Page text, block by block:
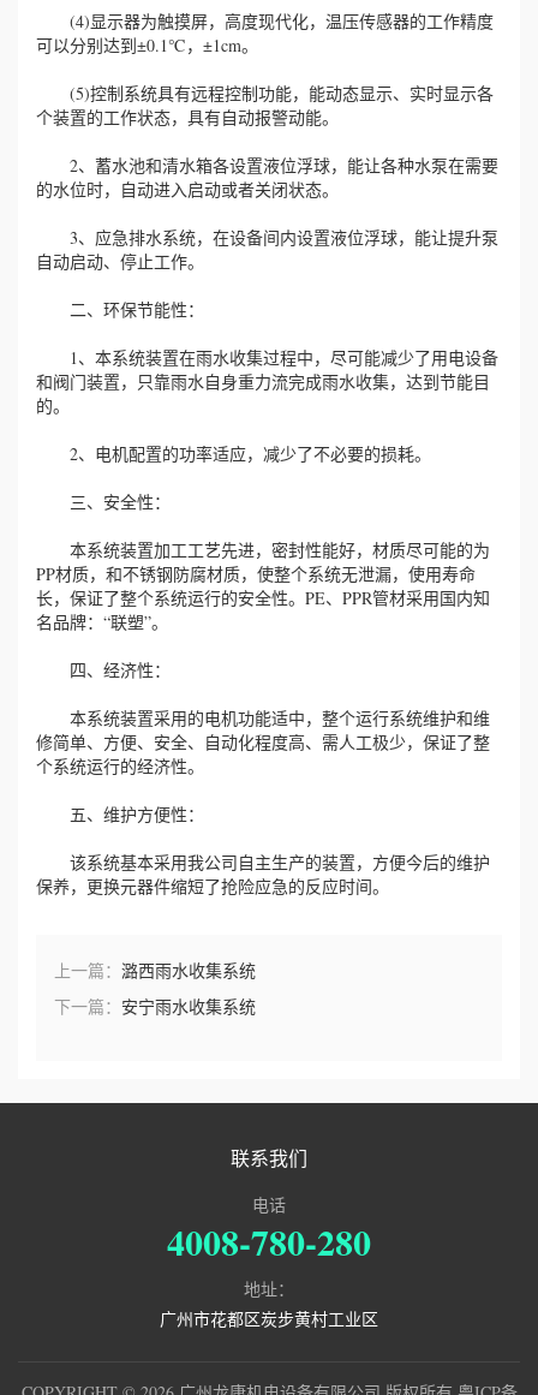
(4)显示器为触摸屏，高度现代化，温压传感器的工作精度
可以分别达到±0.1℃，±1cm。
(5)控制系统具有远程控制功能，能动态显示、实时显示各
个装置的工作状态，具有自动报警动能。
2、蓄水池和清水箱各设置液位浮球，能让各种水泵在需要
的水位时，自动进入启动或者关闭状态。
3、应急排水系统，在设备间内设置液位浮球，能让提升泵
自动启动、停止工作。
二、环保节能性：
1、本系统装置在雨水收集过程中，尽可能减少了用电设备
和阀门装置，只靠雨水自身重力流完成雨水收集，达到节能目
的。
2、电机配置的功率适应，减少了不必要的损耗。
三、安全性：
本系统装置加工工艺先进，密封性能好，材质尽可能的为
PP材质，和不锈钢防腐材质，使整个系统无泄漏，使用寿命
长，保证了整个系统运行的安全性。PE、PPR管材采用国内知
名品牌：“联塑”。
四、经济性：
本系统装置采用的电机功能适中，整个运行系统维护和维
修简单、方便、安全、自动化程度高、需人工极少，保证了整
个系统运行的经济性。
五、维护方便性：
该系统基本采用我公司自主生产的装置，方便今后的维护
保养，更换元器件缩短了抢险应急的反应时间。
上一篇： 潞西雨水收集系统
下一篇： 安宁雨水收集系统
联系我们
电话
4008-780-280
地址：
广州市花都区炭步黄村工业区